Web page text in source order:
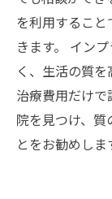
を利用するこ
きます。 イン
く、生活の質を
治療費用だけ
院を見つけ、
とをお勧めしま